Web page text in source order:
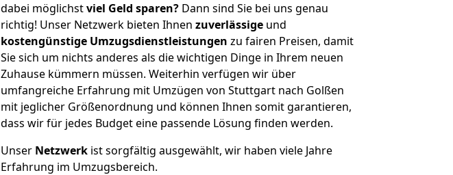
dabei möglichstviel Geld sparen? Dann sind Sie bei uns genau
richtig! Unser Netzwerk bieten Ihnen zuverlässige und
kostengünstige Umzugsdienstleistungen zu fairen Preisen, damit
Sie sich um nichts anderes als die wichtigen Dinge in Ihrem neuen
Zuhause kümmern müssen. Weiterhin verfügen wir über
umfangreiche Erfahrung mit Umzügen von Stuttgart nach Golßen
mit jeglicher Größenordnung und können Ihnen somit garantieren,
dass wir für jedes Budget eine passende Lösung finden werden.
Unser Netzwerk ist sorgfältig ausgewählt, wir haben viele Jahre
Erfahrung im Umzugsbereich.